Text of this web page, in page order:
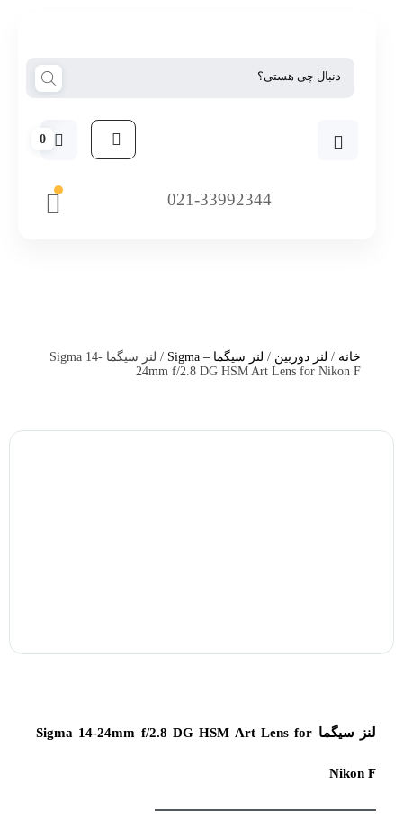
0
021-33992344
خانه / لنز دوربین / لنز سیگما – Sigma
/ لنز سیگما Sigma 14-
24mm f/2.8 DG HSM Art Lens for Nikon F
لنز سیگما Sigma 14-24mm f/2.8 DG HSM Art Lens for
Nikon F